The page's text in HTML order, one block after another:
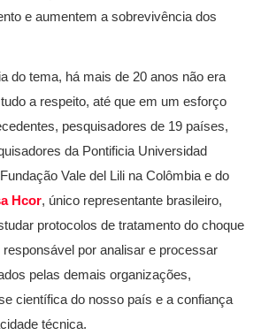
e aumentem a sobrevivência dos
do tema, há mais de 20 anos não era
a respeito, até que em um esforço
pesquisadores de 19 países,
da Pontificia Universidad
Vale del Lili na Colômbia e do
Hcor, único representante brasileiro,
protocolos de tratamento do choque
por analisar e processar
pelas demais organizações,
científica do nosso país e a confiança
técnica.